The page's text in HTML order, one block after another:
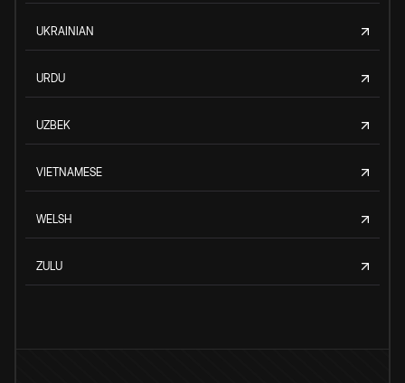
UKRAINIAN
URDU
UZBEK
VIETNAMESE
WELSH
ZULU